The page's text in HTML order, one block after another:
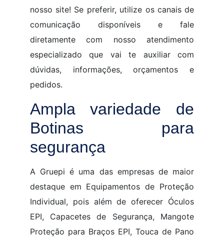
nosso site! Se preferir, utilize os canais de
comunicação disponíveis e fale
diretamente com nosso atendimento
especializado que vai te auxiliar com
dúvidas, informações, orçamentos e
pedidos.
Ampla variedade de
Botinas para
segurança
A Gruepi é uma das empresas de maior
destaque em Equipamentos de Proteção
Individual, pois além de oferecer Óculos
EPI, Capacetes de Segurança, Mangote
Proteção para Braços EPI, Touca de Pano